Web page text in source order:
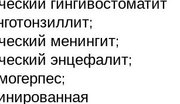
менингит;
энцефалит;